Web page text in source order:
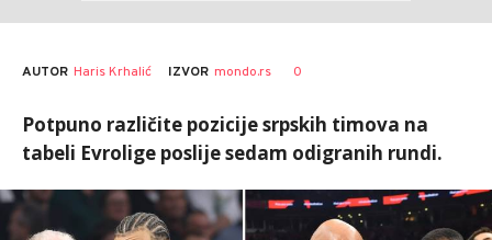
AUTOR Haris Krhalić IZVOR mondo.rs 0
Potpuno različite pozicije srpskih timova na
tabeli Evrolige poslije sedam odigranih rundi.